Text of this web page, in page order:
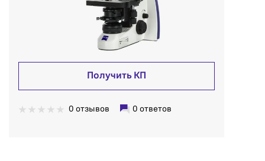
Получить КП
0 отзывов 0 ответов